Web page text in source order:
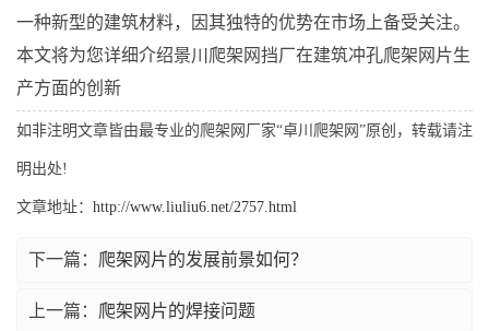
一种新型的建筑材料，因其独特的优势在市场上备受关注。
本文将为您详细介绍景川爬架网挡厂在建筑冲孔爬架网片生
产方面的创新
如非注明文章皆由最专业的爬架网厂家“卓川爬架网”原创，转载请注
明出处!
文章地址： http://www.liuliu6.net/2757.html
下一篇： 爬架网片的发展前景如何？
上一篇： 爬架网片的焊接问题